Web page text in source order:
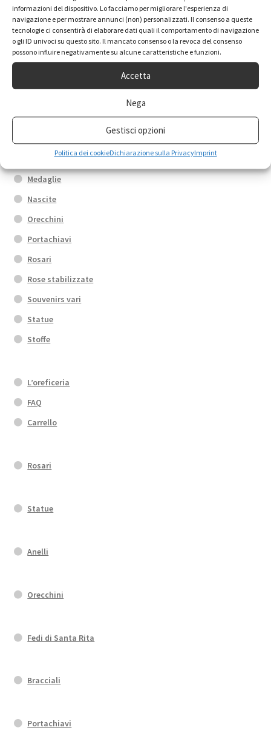
informazioni del dispositivo. Lo facciamo per migliorare l'esperienza di
navigazione e per mostrare annunci (non) personalizzati. Il consenso a queste
tecnologie ci consentirà di elaborare dati quali il comportamento di navigazione
o gli ID univoci su questo sito. Il mancato consenso o la revoca del consenso
possono influire negativamente su alcune caratteristiche e funzioni.
Accetta
Nega
Gestisci opzioni
Politica dei cookieDichiarazione sulla PrivacyImprint
Anelli
Collane
Fedi di Santa Rita
Medaglie
Nascite
Orecchini
Portachiavi
Rosari
Rose stabilizzate
Souvenirs vari
Statue
Stoffe
L’oreficeria
FAQ
Carrello
Rosari
Statue
Anelli
Orecchini
Fedi di Santa Rita
Bracciali
Portachiavi